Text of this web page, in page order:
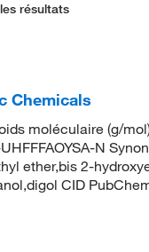
résultats
Chemicals
moléculaire (g/
N
ether,bis 2-
CID